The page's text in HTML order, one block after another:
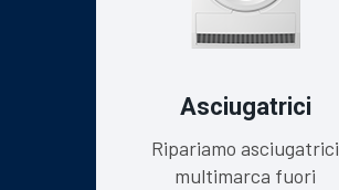
Asciugatrici
Ripariamo asciugatrici
multimarca fuori